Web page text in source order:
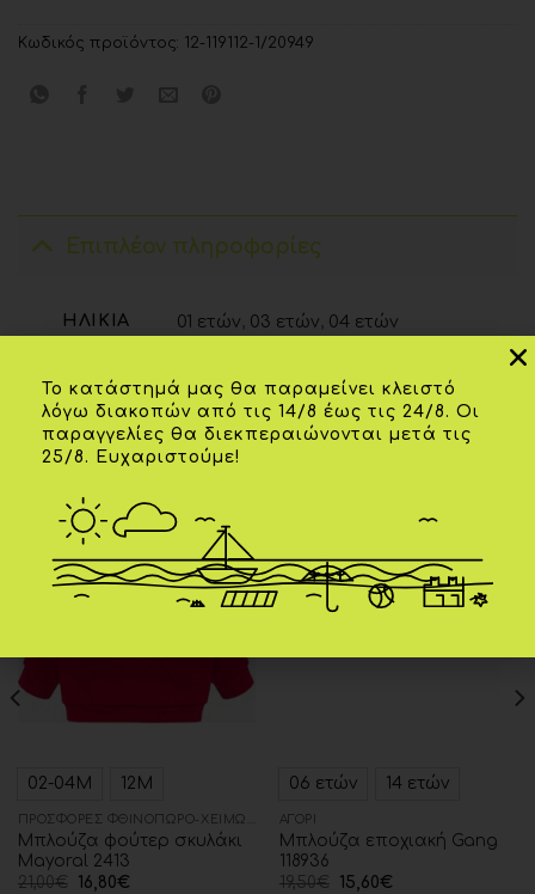
Κωδικός προϊόντος: 12-119112-1/20949
Επιπλέον πληροφορίες
ΗΛΙΚΊΑ 01 ετών, 03 ετών, 04 ετών
ΧΡΏΜΑ Γκρί μελανζέ
-20%
Add to
wishlist
02-04Μ 12Μ
Μπλούζα φούτερ σκυλάκι
Mayoral 2413
21,00€ 16,80€
-20%
Add to
wishlist
06 ετών 14 ετών
ΑΓΌΡΙ
Μπλούζα εποχιακή Gang
118936
19,50€ 15,60€
Το κατάστημά μας θα παραμείνει κλειστό
λόγω διακοπών από τις 14/8 έως τις 24/8. Οι
παραγγελίες θα διεκπεραιώνονται μετά τις
25/8. Ευχαριστούμε!